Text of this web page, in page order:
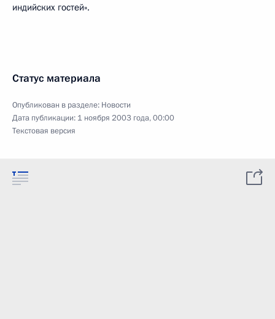
индийских гостей».
Статус материала
Опубликован в разделе: Новости
Дата публикации: 1 ноября 2003 года, 00:00
Текстовая версия